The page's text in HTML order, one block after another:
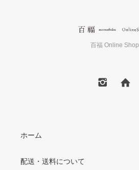
百福 Online Shop
ホーム
配送・送料について